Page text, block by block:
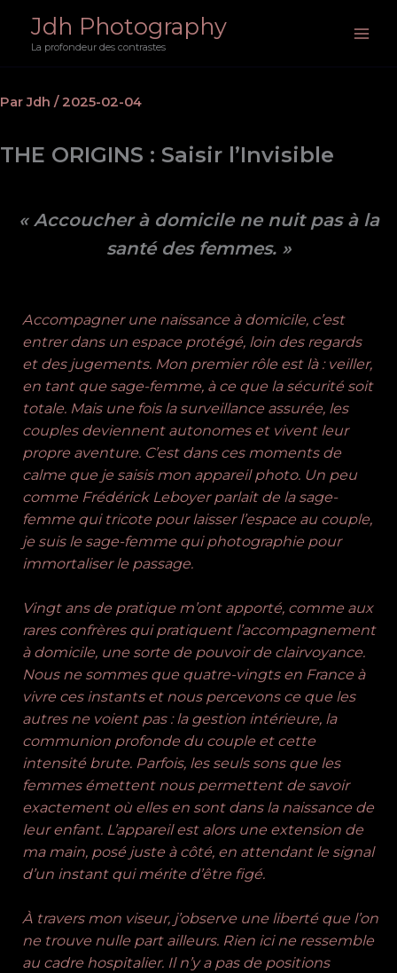
contenu
Jdh Photography
La profondeur des contrastes
ParJdh /2025-02-04
THE ORIGINS : Saisir l’Invisible
« Accoucher à domicile ne nuit pas à la
santé des femmes. »
Accompagner une naissance à domicile, c’est
entrer dans un espace protégé, loin des regards
et des jugements. Mon premier rôle est là : veiller,
en tant que sage-femme, à ce que la sécurité soit
totale. Mais une fois la surveillance assurée, les
couples deviennent autonomes et vivent leur
propre aventure. C’est dans ces moments de
calme que je saisis mon appareil photo. Un peu
comme Frédérick Leboyer parlait de la sage-
femme qui tricote pour laisser l’espace au couple,
je suis le sage-femme qui photographie pour
immortaliser le passage.
Vingt ans de pratique m’ont apporté, comme aux
rares confrères qui pratiquent l’accompagnement
à domicile, une sorte de pouvoir de clairvoyance.
Nous ne sommes que quatre-vingts en France à
vivre ces instants et nous percevons ce que les
autres ne voient pas : la gestion intérieure, la
communion profonde du couple et cette
intensité brute. Parfois, les seuls sons que les
femmes émettent nous permettent de savoir
exactement où elles en sont dans la naissance de
leur enfant. L’appareil est alors une extension de
ma main, posé juste à côté, en attendant le signal
d’un instant qui mérite d’être figé.
À travers mon viseur, j’observe une liberté que l’on
ne trouve nulle part ailleurs. Rien ici ne ressemble
au cadre hospitalier. Il n’y a pas de positions